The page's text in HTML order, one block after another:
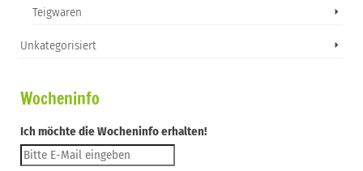
Teigwaren
Unkategorisiert
Wocheninfo
Ich möchte die Wocheninfo erhalten!